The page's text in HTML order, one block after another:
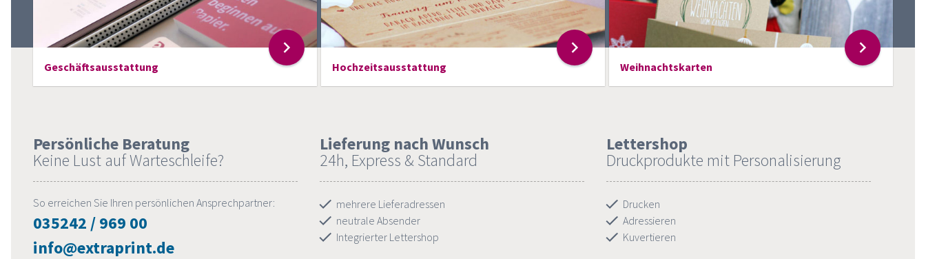
Geschäftsausstattung Hochzeitsausstattung Weihnachtskarten
Persönliche Beratung
Keine Lust auf Warteschleife?
So erreichen Sie Ihren persönlichen Ansprechpartner:
035242 / 969 00
info@extraprint.de
Lieferung nach Wunsch
24h, Express & Standard
mehrere Lieferadressen
neutrale Absender
Integrierter Lettershop
Lettershop
Druckprodukte mit Personalisierung
Drucken
Adressieren
Kuvertieren